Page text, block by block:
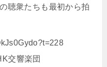
聴衆たちも最初から拍
交響楽団